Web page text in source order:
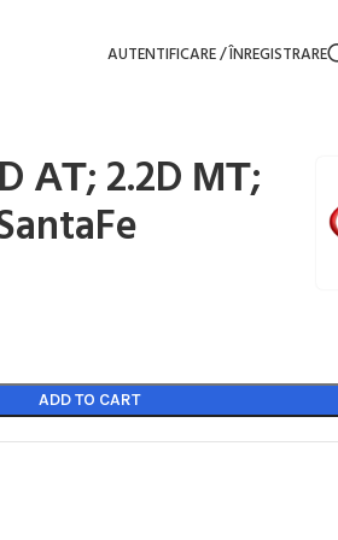
AUTENTIFICARE / ÎNREGISTRARE
АТ; 2.2D МТ;
ADD TO CART